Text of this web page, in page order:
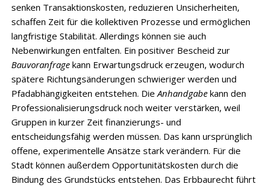
senken Transaktionskosten, reduzieren Unsicherheiten,
schaffen Zeit für die kollektiven Prozesse und ermöglichen
langfristige Stabilität. Allerdings können sie auch
Nebenwirkungen entfalten. Ein positiver Bescheid zur
Bauvoranfrage kann Erwartungsdruck erzeugen, wodurch
spätere Richtungsänderungen schwieriger werden und
Pfadabhängigkeiten entstehen. DieAnhandgabe kann den
Professionalisierungsdruck noch weiter verstärken, weil
Gruppen in kurzer Zeit finanzierungs- und
entscheidungsfähig werden müssen. Das kann ursprünglich
offene, experimentelle Ansätze stark verändern. Für die
Stadt können außerdem Opportunitätskosten durch die
Bindung des Grundstücks entstehen. Das Erbbaurecht führt